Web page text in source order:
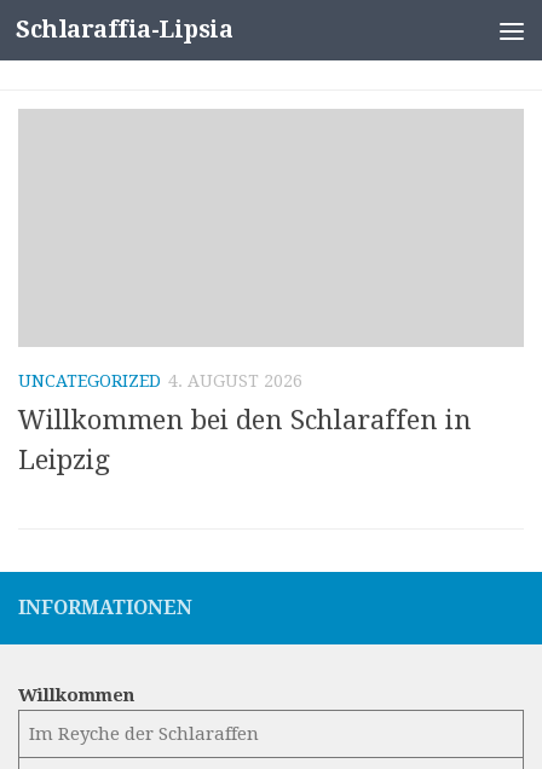
Zum Inhalt springen
Schlaraffia-Lipsia
UNCATEGORIZED 4. AUGUST 2026
Willkommen bei den Schlaraffen in
Leipzig
INFORMATIONEN
Willkommen
Im Reyche der Schlaraffen